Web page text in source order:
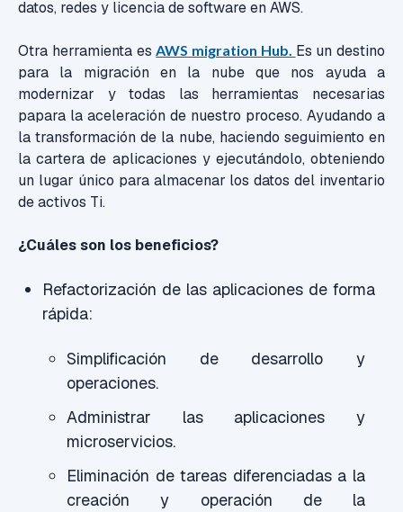
datos, redes y licencia de software en AWS.
Otra herramienta esAWS migration Hub. Es un destino
para la migración en la nube que nos ayuda a
modernizar y todas las herramientas necesarias
papara la aceleración de nuestro proceso. Ayudando a
la transformación de la nube, haciendo seguimiento en
la cartera de aplicaciones y ejecutándolo, obteniendo
un lugar único para almacenar los datos del inventario
de activos Ti.
¿Cuáles son los beneficios?
Refactorización de las aplicaciones de forma
rápida:
Simplificación de desarrollo y
operaciones.
Administrar las aplicaciones y
microservicios.
Eliminación de tareas diferenciadas a la
creación y operación de la